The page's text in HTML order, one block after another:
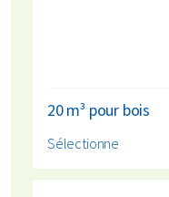
20 m³ pour bois
Sélectionne